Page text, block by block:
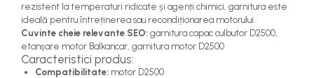
rezistent la temperaturi ridicate și agenți chimici, garnitura este
ideală pentru întreținerea sau recondiționarea motorului.
Cuvinte cheie relevante SEO: garnitura capac culbutor D2500,
etanșare motor Balkancar, garnitura motor D2500
Caracteristici produs:
Compatibilitate: motor D2500